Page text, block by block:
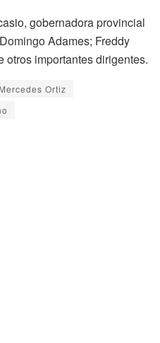
gobernadora provincial
Adames; Freddy
otros importantes dirigentes.
Ortiz